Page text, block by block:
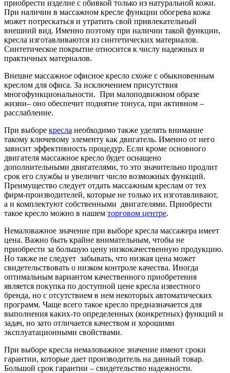
приобрести изделие с обивкой только из натуральной кожи.
При наличии в массажном кресле функции обогрева кожа
может потрескаться и утратить свой привлекательный
внешний вид. Именно поэтому при наличии такой функции,
кресла изготавливаются из синтетических материалов.
Синтетическое покрытие относится к числу надежных и
практичных материалов.
Внешне массажное офисное кресло схоже с обыкновенным
креслом для офиса. За исключением присутствия
многофункциональности. При малоподвижном образе
жизни– оно обеспечит поднятие тонуса, при активном –
расслабление.
При выборе кресла необходимо также уделять внимание
такому ключевому элементу как двигатель. Именно от него
зависит эффективность процедур. Если кроме основного
двигателя массажное кресло будет оснащено
дополнительными двигателями, то это значительно продлит
срок его службы и увеличит число возможных функций.
Преимущество следует отдать массажным креслам от тех
фирм-производителей, которые не только их изготавливают,
а и комплектуют собственными двигателями. Приобрести
такое кресло можно в нашем торговом центре.
Немаловажное значение при выборе кресла массажера имеет
цена. Важно быть крайне внимательным, чтобы не
приобрести за большую цену низкокачественную продукцию.
Но также не следует забывать, что низкая цена может
свидетельствовать о низком контроле качества. Иногда
оптимальным вариантом качественного приобретения
является покупка по доступной цене кресла известного
бренда, но с отсутствием в нем некоторых автоматических
программ. Чаще всего такое кресло предназначается для
выполнения каких-то определенных (конкретных) функций и
задач, но зато отличается качеством и хорошими
эксплуатационными свойствами.
При выборе кресла немаловажное значение имеют сроки
гарантии, которые дает производитель на данный товар.
Большой срок гарантии – свидетельство надежности.